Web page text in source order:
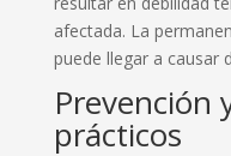
afectada. La
puede llegar a causar
Prevención
prácticos